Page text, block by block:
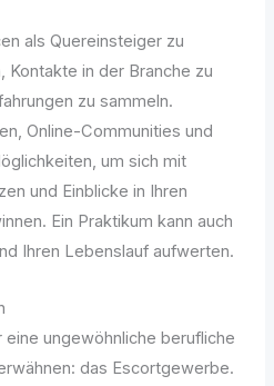
als Quereinsteiger zu
Kontakte in der Branche zu
zu sammeln.
Online-Communities und
um sich mit
und Einblicke in Ihren
Ein Praktikum kann auch
Ihren Lebenslauf aufwerten.
ungewöhnliche berufliche
das Escortgewerbe.